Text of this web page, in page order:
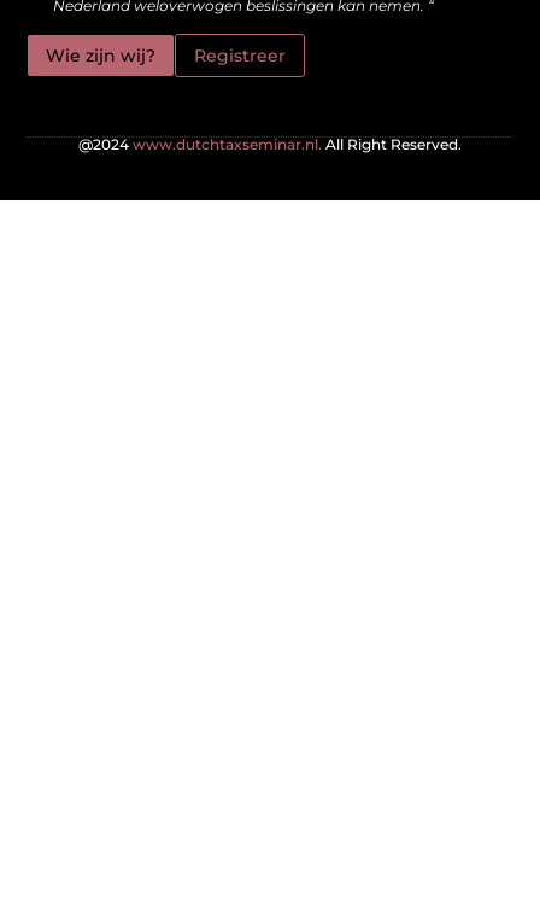
Nederland weloverwogen beslissingen kan nemen. “
Wie zijn wij? Registreer
@2024www.dutchtaxseminar.nl.All Right Reserved.